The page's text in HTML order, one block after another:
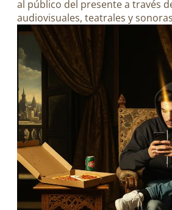
al público del presente a través
audiovisuales, teatrales y